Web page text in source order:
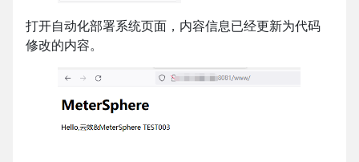
打开自动化部署系统页面，内容信息已经更新为代码
修改的内容。